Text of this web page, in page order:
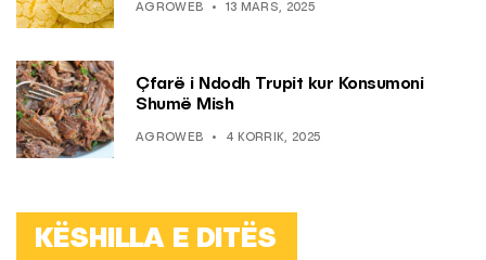
AGROWEB 13 MARS, 2025
Çfarë i Ndodh Trupit kur Konsumoni
Shumë Mish
AGROWEB 4 KORRIK, 2025
KËSHILLA E DITËS